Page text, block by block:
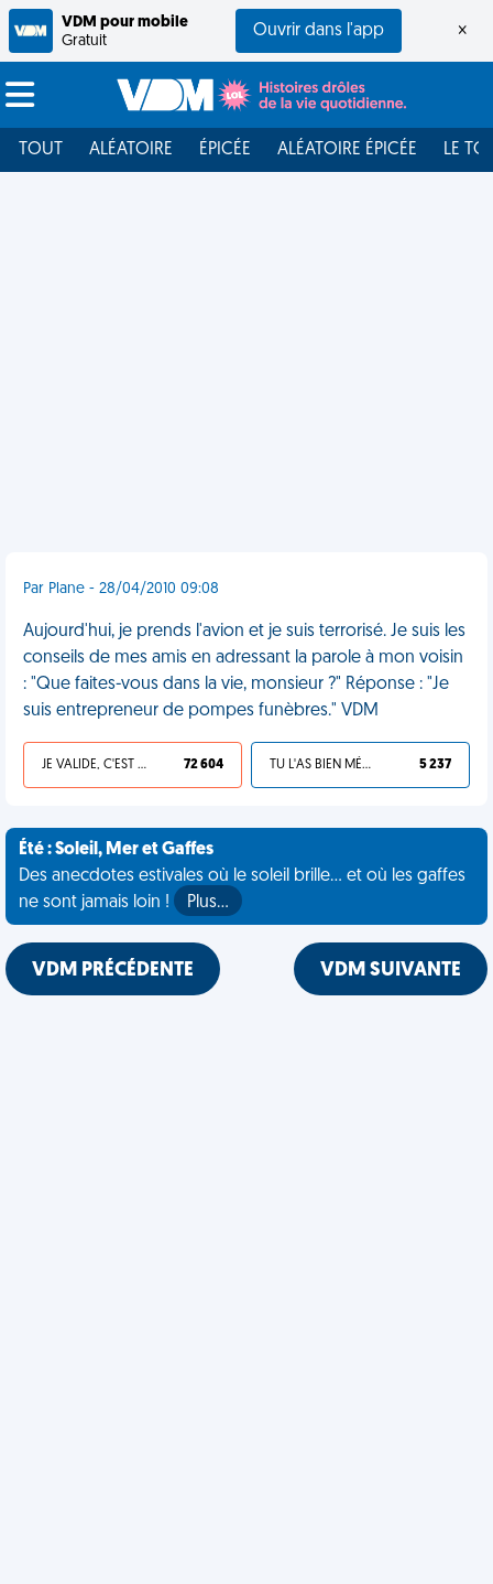
VDM pour mobile
Gratuit
Ouvrir dans l'app ×
TOUT ALÉATOIRE ÉPICÉE ALÉATOIRE ÉPICÉE LE
Par Plane - 28/04/2010 09:08
Aujourd'hui, je prends l'avion et je suis terrorisé. Je suis les
conseils de mes amis en adressant la parole à mon voisin
: "Que faites-vous dans la vie, monsieur ?" Réponse : "Je
suis entrepreneur de pompes funèbres." VDM
JE VALIDE, C'EST UNE VDM 72 604 TU L'AS BIEN MÉRITÉ 5 237
Été : Soleil, Mer et Gaffes
Des anecdotes estivales où le soleil brille... et où les gaffes
ne sont jamais loin !
Plus…
VDM PRÉCÉDENTE VDM SUIVANTE